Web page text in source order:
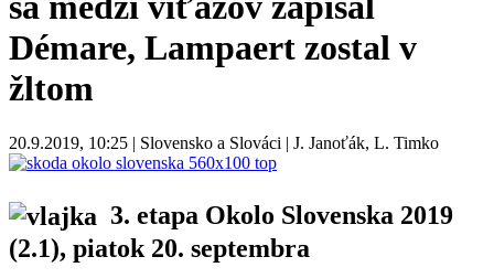
Démare, Lampaert zostal v
žltom
20.9.2019, 10:25 | Slovensko a Slováci | J. Janoťák, L. Timko
3. etapa Okolo Slovenska 2019
(2.1), piatok 20. septembra